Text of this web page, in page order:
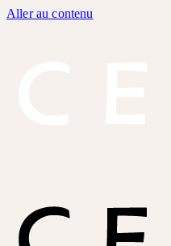
Aller au contenu